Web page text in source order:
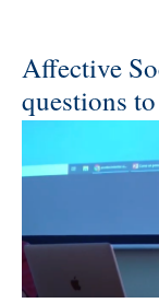
Affective
questions